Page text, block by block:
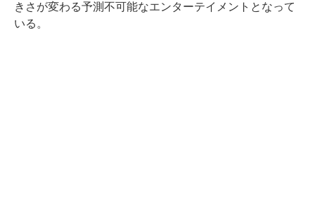
きさが変わる予測不可能なエンターテイメントとなって
いる。